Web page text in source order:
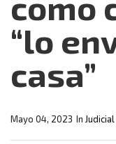
“lo
casa”
In Judicial
Mayo 04, 2023